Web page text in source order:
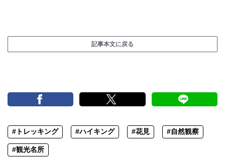
記事本文に戻る
#トレッキング #ハイキング #花見 #自然観察
#観光名所